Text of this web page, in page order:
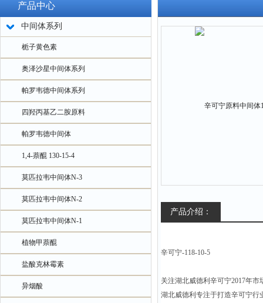
产品中心
中间体系列
栀子黄色素
奥泽沙星中间体系列
帕罗韦德中间体系列
四羟丙基乙二胺原料
帕罗韦德中间体
1,4-萘醌 130-15-4
莫匹拉韦中间体N-3
莫匹拉韦中间体N-2
莫匹拉韦中间体N-1
植物甲萘醌
盐酸克林霉素
异烟酸
产品介绍：
辛可宁-118-10-5
关注湖北威德利辛可宁2017年
湖北威德利专注于打造辛可宁行